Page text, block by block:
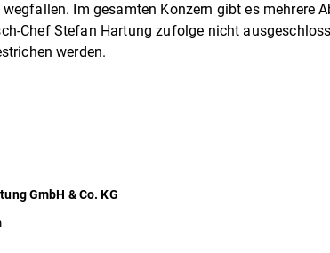
Im gesamten Konzern gibt es mehrere
Chef Stefan Hartung zufolge nicht
werden.
GmbH & Co. KG